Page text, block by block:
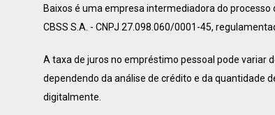
Baixos é uma empresa intermediadora do
CBSS S.A. - CNPJ 27.098.060/0001-45,
A taxa de juros no empréstimo pessoal pode variar
dependendo da análise de crédito e da quantidade
digitalmente.